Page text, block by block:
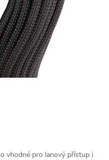
vhodné pro lanový přístup i